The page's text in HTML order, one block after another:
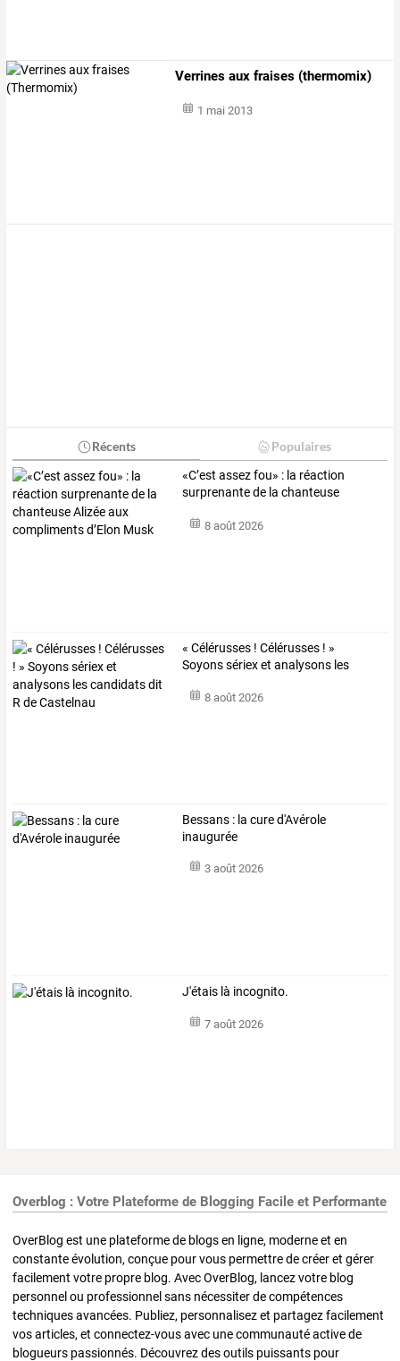
Verrines aux fraises (thermomix)
1 mai 2013
Récents Populaires
«C’est assezfou» : la réaction
surprenantede la chanteuse
8 août 2026
« Célérusses ! Célérusses ! »
Soyonssériexet analysons les
8 août 2026
Bessans : la cure d'Avérole
inaugurée
3 août 2026
J'étais là incognito.
7 août 2026
Overblog : Votre Plateforme de Blogging Facile et Performante
OverBlog est une plateforme de blogs en ligne, moderne et en
constante évolution, conçue pour vous permettre de créer et gérer
facilement votre propre blog. Avec OverBlog, lancez votre blog
personnel ou professionnel sans nécessiter de compétences
techniques avancées. Publiez, personnalisez et partagez facilement
vos articles, et connectez-vous avec une communauté active de
blogueurs passionnés. Découvrez des outils puissants pour